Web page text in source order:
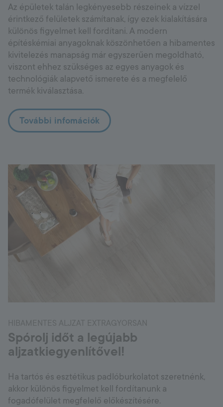
Az épületek talán legkényesebb részeinek a vízzel
érintkező felületek számítanak, így ezek kialakítására
különös figyelmet kell fordítani. A modern
építéskémiai anyagoknak köszönhetően a hibamentes
kivitelezés manapság már egyszerűen megoldható,
viszont ehhez szükséges az egyes anyagok és
technológiák alapvető ismerete és a megfelelő
termék kiválasztása.
További infomációk
HIBAMENTES ALJZAT EXTRAGYORSAN
Spórolj időt a legújabb
aljzatkiegyenlítővel!
Ha tartós és esztétikus padlóburkolatot szeretnénk,
akkor különös figyelmet kell fordítanunk a
fogadófelület megfelelő előkészítésére.